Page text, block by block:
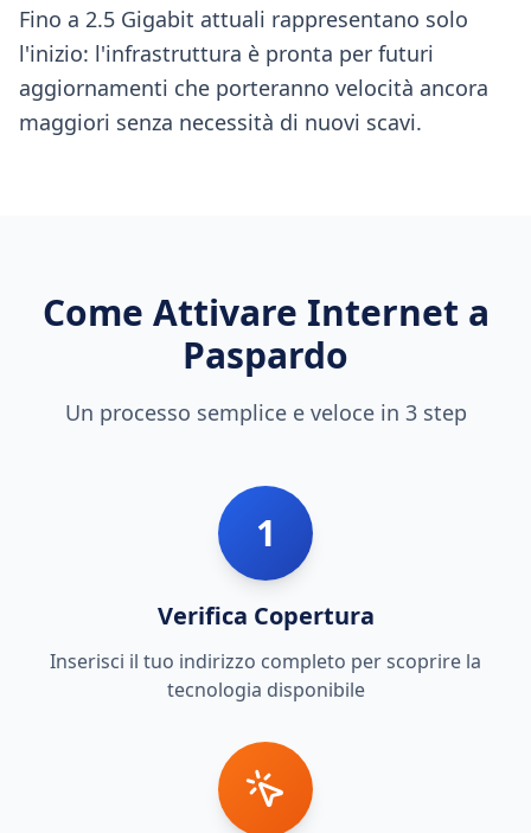
Fino a 2.5 Gigabit attuali rappresentano solo
l'inizio: l'infrastruttura è pronta per futuri
aggiornamenti che porteranno velocità ancora
maggiori senza necessità di nuovi scavi.
Come Attivare Internet a
Paspardo
Un processo semplice e veloce in 3 step
1
Verifica Copertura
Inserisci il tuo indirizzo completo per scoprire la
tecnologia disponibile